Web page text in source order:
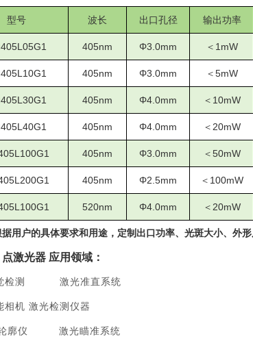
型号 波长 出口孔径 输出功率
L05G1 405nm Φ3.0mm ＜ 1mW
L10G1 405nm Φ3 .0mm ＜5mW
L30G1 405nm Φ4 .0mm ＜ 10mW
L40G1 405nm Φ4 .0mm ＜ 20mW
L100G1 405nm Φ3 .0mm ＜50mW
L200G1 405nm Φ2.5mm ＜ 100mW
L100G1 520nm Φ4.0mm ＜ 20mW
用户的具体要求和用途，定制出口功率、光斑大小、外
激光器 应用领域：
检测 激光准直系统
相机 激光检测仪器
轮廓仪 激光瞄准系统